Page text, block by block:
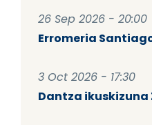
26 Sep 2026 - 20:00
Erromeria
3 Oct 2026 - 17:30
Dantza ikuskizuna